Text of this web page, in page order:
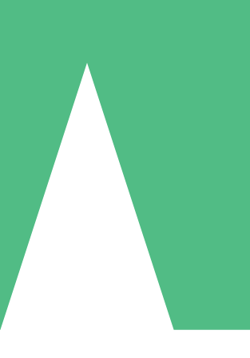
Credit-Pakete
Credits. Keine monatliche Verpflichtung